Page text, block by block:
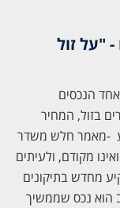
"על זול
הנכסים
בזול, המחיר
-מאמר חלש משדר
מקודם, ולעיתים
מחדש בתיקונים
הוא נכס שממשיך